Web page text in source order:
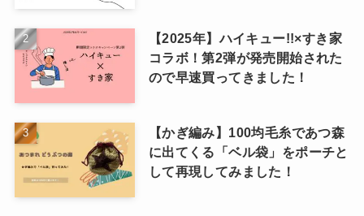
【2025年】ハイキュー!!×すき家
コラボ！第2弾が発売開始された
ので早速買ってきました！
【かぎ編み】100均毛糸であつ森
に出てくる「ベル袋」をポーチと
して再現してみました！